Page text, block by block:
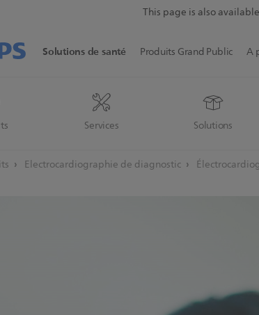
This page is also
Solutions de santé
Services Solutions
Produits Grand Public A
Electrocardiographie de diagnostic